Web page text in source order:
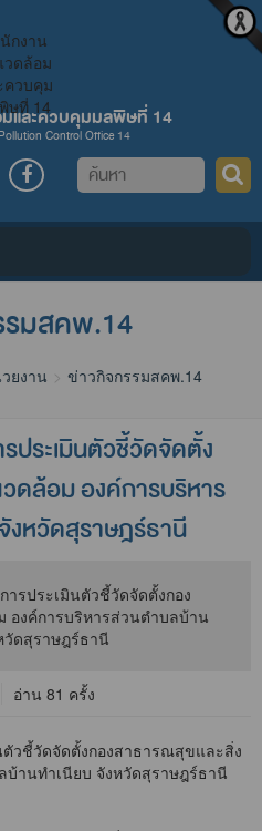
และควบคุมมลพิษที่ 14
Control Office 14
ค้นหา
มสคพ.14
ยงาน ข่าวกิจกรรมสคพ.14
ประเมินตัวชี้วัดจัดตั้ง
ดล้อม องค์การบริหาร
งหวัดสุราษฎร์ธานี
อ่าน 81 ครั้ง
วชี้วัดจัดตั้งกองสาธารณสุขและสิ่ง
านทำเนียบ จังหวัดสุราษฎร์ธานี